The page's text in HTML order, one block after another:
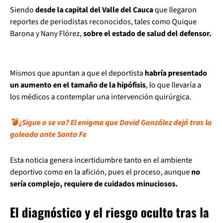
Siendodesde la capital del Valle del Caucaque llegaron
reportes de periodistas reconocidos, tales como Quique
Barona y Nany Flórez,sobre el estado de salud del defensor.
Mismos que apuntan a que el deportista habría presentado
un aumento en el tamaño de la hipófisis, lo que llevaría a
los médicos a contemplar una intervención quirúrgica.
💣 ¿Sigue o se va? El enigma que David González dejó tras la
goleada ante Santa Fe
Esta noticia genera incertidumbre tanto en el ambiente
deportivo como en la afición, pues el proceso, aunqueno
sería complejo, requiere de cuidados minuciosos.
El diagnóstico y el riesgo oculto tras la